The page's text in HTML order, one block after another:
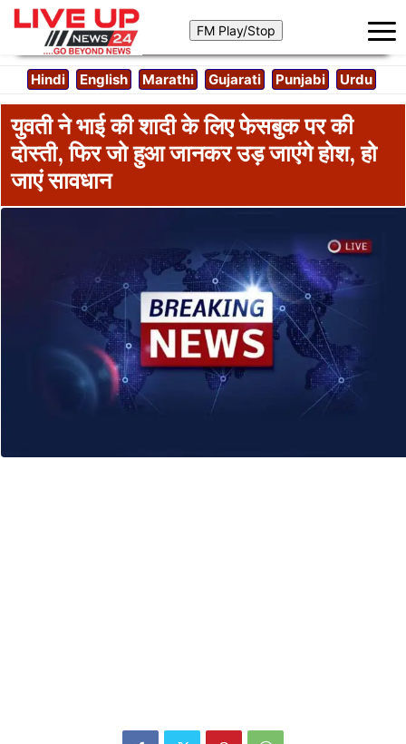
Hindi English Marathi Gujarati Punjabi Urdu
युवती ने भाई की शादी के लिए फेसबुक पर की
दोस्ती, फिर जो हुआ जानकर उड़ जाएंगे होश, हो
जाएं सावधान